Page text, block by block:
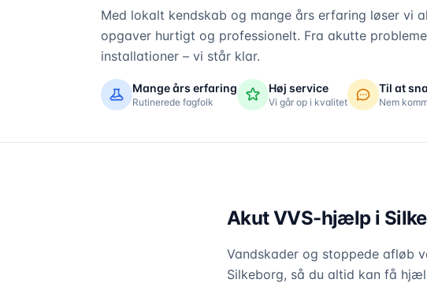
Med lokalt kendskab og mange års erfaring løser vi
opgaver hurtigt og professionelt. Fra akutte
installationer – vi står klar.
Mange års erfaring
Rutinerede fagfolk
Høj service
Vi går op i kvalitet
Til at
Nem
Akut VVS-hjælp i
Vandskader og stoppede afløb
Silkeborg, så du altid kan få